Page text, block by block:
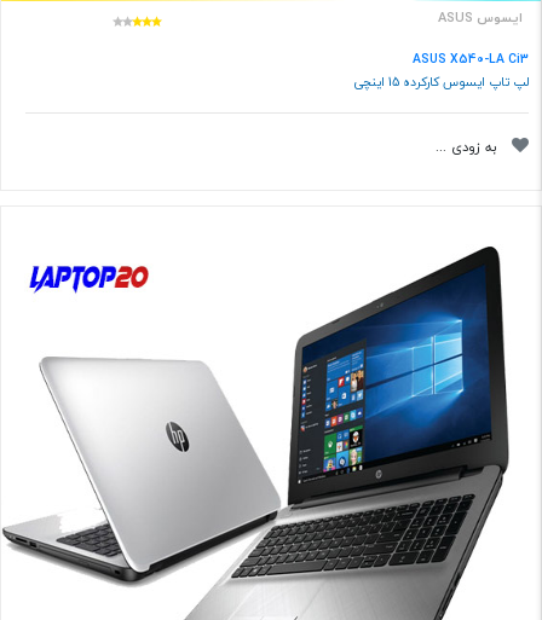
ایسوس ASUS
ASUS X540-LA Ci3
لپ تاپ ایسوس کارکرده 15 اینچی
به زودی ...